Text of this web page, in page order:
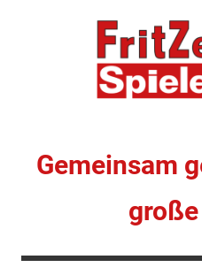
FritZel's
Spielerei
e.V.
Gemeinsam